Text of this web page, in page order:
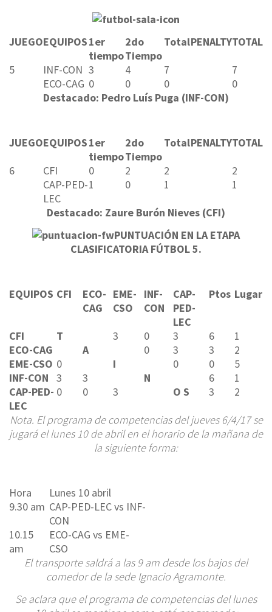
JUEGOEQUIPOS1er
tiempo
2do
Tiempo
TotalPENALTYTOTAL
5
INF-CON 3 4 7
7
ECO-CAG 0 0 0
0
Destacado: Pedro Luís Puga (INF-CON)
JUEGOEQUIPOS1er
tiempo
2do
Tiempo
TotalPENALTYTOTAL
6
CFI 0 2 2
2
CAP-PED-
LEC
1 0 1
1
Destacado: Zaure Burón Nieves (CFI)
PUNTUACIÓN EN LA ETAPA
CLASIFICATORIA FÚTBOL 5.
EQUIPOS CFI
ECO-
CAG
EME-
CSO
INF-
CON
CAP-
PED-
LEC
Ptos Lugar
CFI T 3 0 3 6
1
ECO-CAG
A 0 3 3
2
EME-CSO 0 I 0 0
5
INF-CON
3 3 N 6
1
CAP-PED-
LEC
0 0 3 O S 3
2
Nota. El programa de competencias del jueves 6/4/17 se
jugará el lunes 10 de abril en el horario de la mañana de
la siguiente forma:
Hora
Lunes 10 abril
9.30 am CAP-PED-LEC vs INF-
CON
10.15
am
ECO-CAG vs EME-
CSO
El transporte saldrá a las 9 am desde los bajos del
comedor de la sede Ignacio Agramonte.
Se aclara que el programa de competencias del lunes